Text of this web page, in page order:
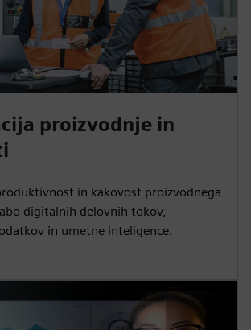
proizvodnje in
in kakovost proizvodnega
digitalnih delovnih tokov,
in umetne inteligence.